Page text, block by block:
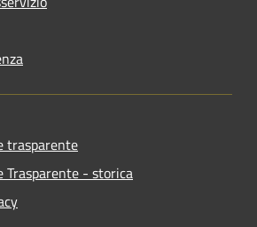
trasparente
Trasparente - storica